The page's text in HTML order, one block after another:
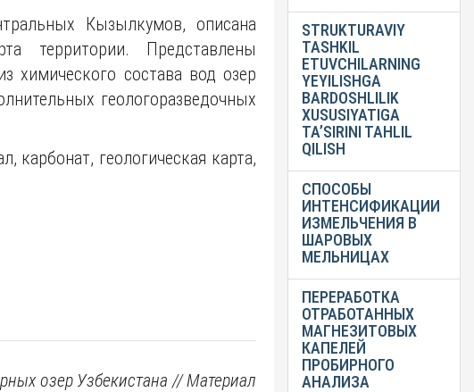
Кызылкумов, описана
территории. Представлены
химического состава вод озер
геологоразведочных
карбонат, геологическая карта,
озер Узбекистана // Материал
STRUKTURAVIY
TASHKIL
ETUVCHILARNING
YEYILISHGA
BARDOSHLILIK
XUSUSIYATIGA
TA’SIRINI TAHLIL
QILISH
СПОСОБЫ
ИНТЕНСИФИКАЦИИ
ИЗМЕЛЬЧЕНИЯ В
ШАРОВЫХ
МЕЛЬНИЦАХ
ПЕРЕРАБОТКА
ОТРАБОТАННЫХ
МАГНЕЗИТОВЫХ
КАПЕЛЕЙ
ПРОБИРНОГО
АНАЛИЗА